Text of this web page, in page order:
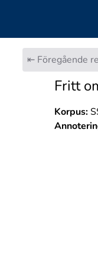
⇤ Föregående
Fritt
Korpus: